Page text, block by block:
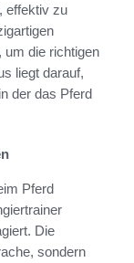
effektiv zu
um die richtigen
liegt darauf,
der das Pferd
Pferd
Die
sondern